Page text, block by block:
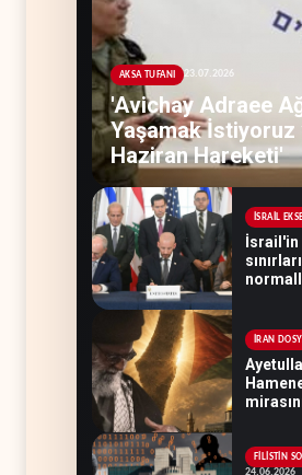
AKSA TUFANI 23.07.2026
'Avichay Adraee
Yaşamak İstiyoruz
Haziran Hareketi'
İSRAİL
İsrail'in
sınırları
İRAN
FİLİSTİN
24.06.2026